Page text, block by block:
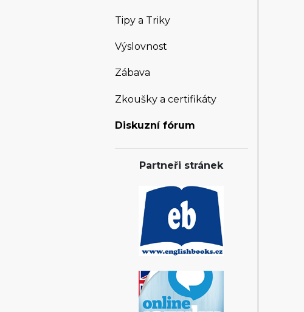
Tipy a Triky
Výslovnost
Zábava
Zkoušky a certifikáty
Diskuzní fórum
Partneři stránek